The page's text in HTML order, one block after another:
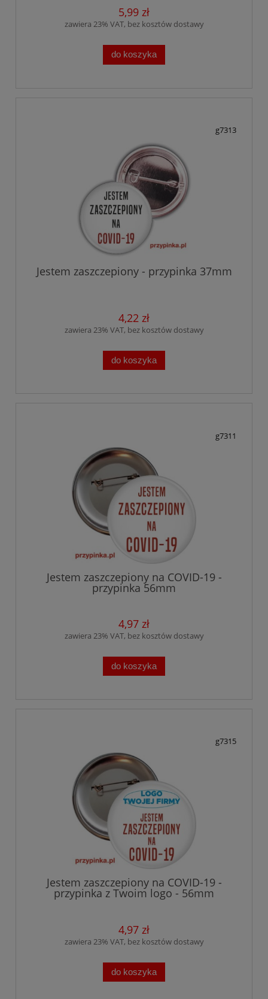
5,99 zł
zawiera 23% VAT, bez kosztów dostawy
do koszyka
g7313
Jestem zaszczepiony - przypinka 37mm
4,22 zł
zawiera 23% VAT, bez kosztów dostawy
do koszyka
g7311
Jestem zaszczepiony na COVID-19 -
przypinka 56mm
4,97 zł
zawiera 23% VAT, bez kosztów dostawy
do koszyka
g7315
Jestem zaszczepiony na COVID-19 -
przypinka z Twoim logo - 56mm
4,97 zł
zawiera 23% VAT, bez kosztów dostawy
do koszyka